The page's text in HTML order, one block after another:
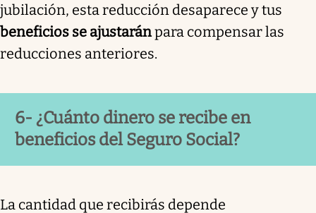
jubilación, esta reducción desaparece y tus
beneficios se ajustaránpara compensar las
reducciones anteriores.
6- ¿Cuánto dinero se recibe en
beneficios del Seguro Social?
La cantidad que recibirás depende